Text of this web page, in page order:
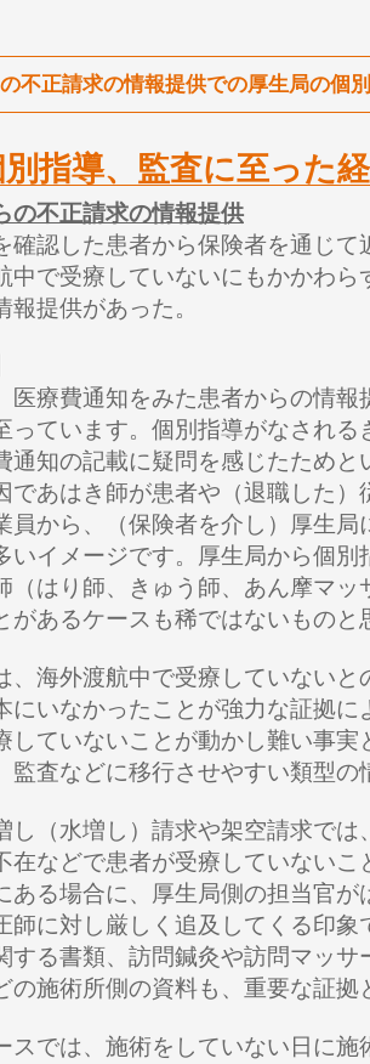
不正請求の情報提供での厚生局の個
指導、監査に至った
不正請求の情報提供
確認した患者から保険者を通じ
中で受療していないにもかかわ
報提供があった。
医療費通知をみた患者からの情
ています。 個別指導がなされる
通知の記載に疑問を感じたため
であはき師が患者や（退職した
員から、（保険者を介し）厚生
いイメージです。厚生局から個
（はり師、きゅう師、あん摩マ
があるケースも稀ではないものと
、海外渡航中で受療していない
にいなかったことが強力な証拠
していないことが動かし難い事
監査などに移行させやすい類型
し（水増し）請求や架空請求で
在などで患者が受療していない
ある場合に、厚生局側の担当官
師に対し厳しく追及してくる印
する書類、訪問鍼灸や訪問マッ
の施術所側の資料も、重要な証拠
スでは、施術をしていない日に